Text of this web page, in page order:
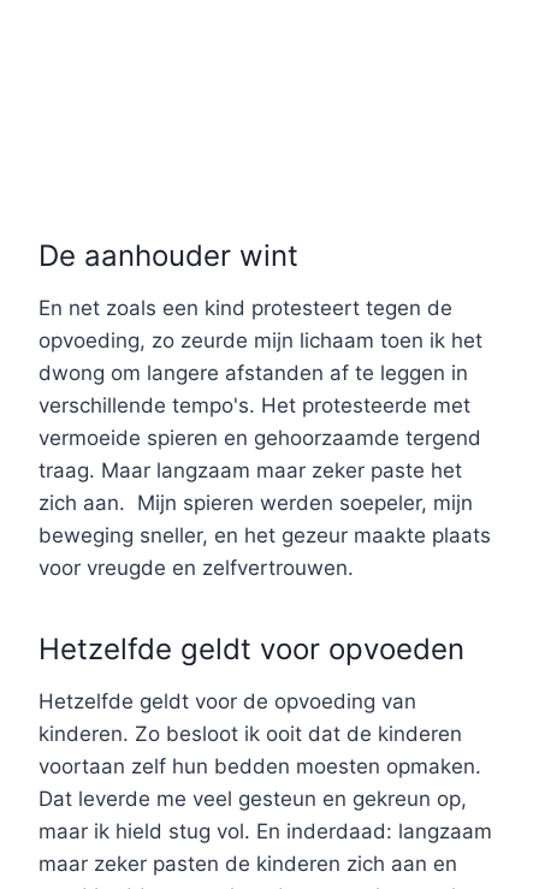
De aanhouder wint
En net zoals een kind protesteert tegen de
opvoeding, zo zeurde mijn lichaam toen ik het
dwong om langere afstanden af te leggen in
verschillende tempo's. Het protesteerde met
vermoeide spieren en gehoorzaamde tergend
traag. Maar langzaam maar zeker paste het
zich aan. Mijn spieren werden soepeler, mijn
beweging sneller, en het gezeur maakte plaats
voor vreugde en zelfvertrouwen.
Hetzelfde geldt voor opvoeden
Hetzelfde geldt voor de opvoeding van
kinderen. Zo besloot ik ooit dat de kinderen
voortaan zelf hun bedden moesten opmaken.
Dat leverde me veel gesteun en gekreun op,
maar ik hield stug vol. En inderdaad: langzaam
maar zeker pasten de kinderen zich aan en